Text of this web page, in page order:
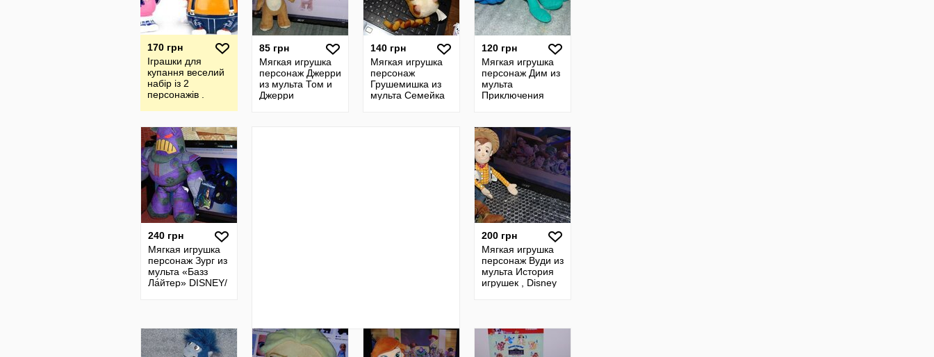
170 грн
Іграшки для
купання веселий
набір із 2
персонажів .
85 грн
Мягкая игрушка
персонаж Джерри
из мульта Том и
Джерри
140 грн
Мягкая игрушка
персонаж
Грушемишка из
мульта Семейка
120 грн
Мягкая игрушка
персонаж Дим из
мульта
Приключения
240 грн
Мягкая игрушка
персонаж Зург из
мульта «Базз
Ла́йтер» DISNEY/
200 грн
Мягкая игрушка
персонаж Вуди из
мульта История
игрушек , Disney